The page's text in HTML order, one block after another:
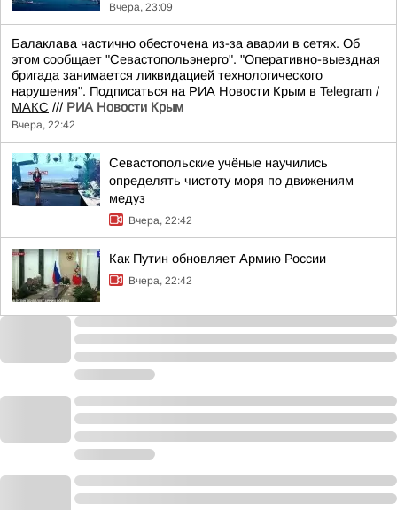
Вчера, 23:09
Балаклава частично обесточена из-за аварии в сетях. Об
этом сообщает "Севастопольэнерго". "Оперативно-выездная
бригада занимается ликвидацией технологического
нарушения". Подписаться на РИА Новости Крым в Telegram /
МАКС /// РИА Новости Крым
Вчера, 22:42
Севастопольские учёные научились
определять чистоту моря по движениям
медуз
Вчера, 22:42
Как Путин обновляет Армию России
Вчера, 22:42